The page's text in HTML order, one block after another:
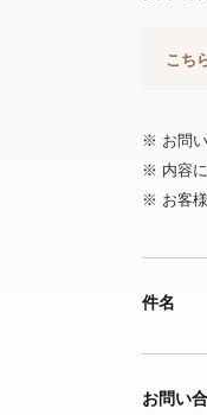
こち
※ お問い
※ 内容に
※ お客
件名
お問い